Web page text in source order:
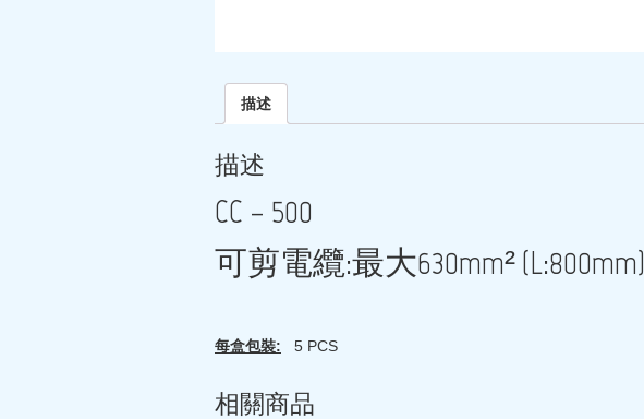
描述
描述
CC – 500
可剪電纜:最大630mm² (L:800mm)
每盒包裝: 5 PCS
相關商品